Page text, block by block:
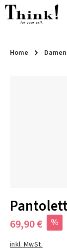
Zum Hauptinhalt
Home Damen
69,90 € %
inkl. MwSt.